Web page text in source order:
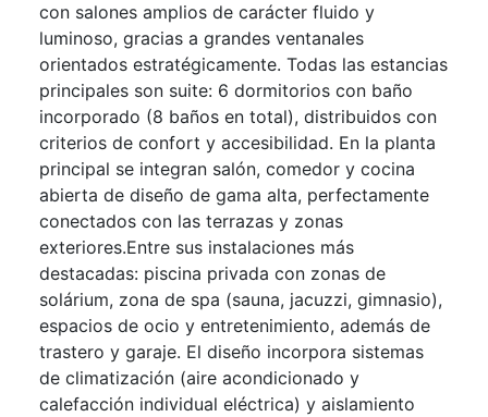
con salones amplios de carácter fluido y
luminoso, gracias a grandes ventanales
orientados estratégicamente. Todas las estancias
principales son suite: 6 dormitorios con baño
incorporado (8 baños en total), distribuidos con
criterios de confort y accesibilidad. En la planta
principal se integran salón, comedor y cocina
abierta de diseño de gama alta, perfectamente
conectados con las terrazas y zonas
exteriores.Entre sus instalaciones más
destacadas: piscina privada con zonas de
solárium, zona de spa (sauna, jacuzzi, gimnasio),
espacios de ocio y entretenimiento, además de
trastero y garaje. El diseño incorpora sistemas
de climatización (aire acondicionado y
calefacción individual eléctrica) y aislamiento